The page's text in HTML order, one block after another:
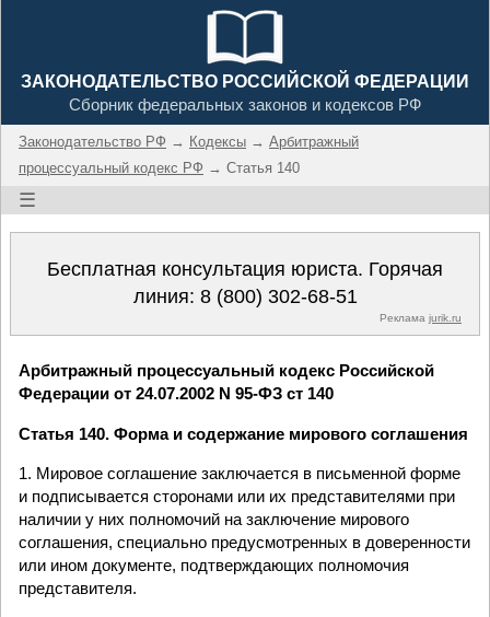
ЗАКОНОДАТЕЛЬСТВО РОССИЙСКОЙ ФЕДЕРАЦИИ
Сборник федеральных законов и кодексов РФ
Законодательство РФ → Кодексы → Арбитражный
процессуальный кодекс РФ → Статья 140
☰
Бесплатная консультация юриста. Горячая
линия: 8 (800) 302-68-51
Реклама jurik.ru
Арбитражный процессуальный кодекс Российской
Федерации от 24.07.2002 N 95-ФЗ ст 140
Статья 140. Форма и содержание мирового соглашения
1. Мировое соглашение заключается в письменной форме
и подписывается сторонами или их представителями при
наличии у них полномочий на заключение мирового
соглашения, специально предусмотренных в доверенности
или ином документе, подтверждающих полномочия
представителя.